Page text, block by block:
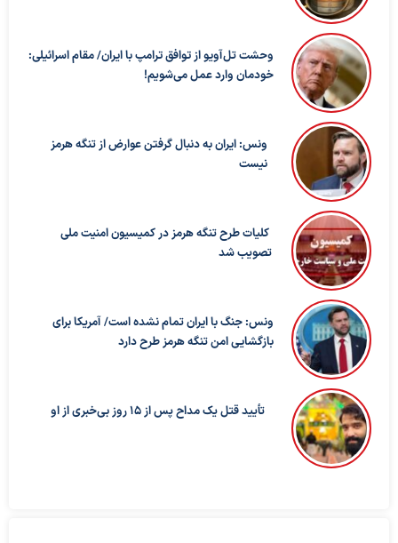
وحشت تل‌آویو از توافق ترامپ با ایران/ مقام اسرائیلی:
خودمان وارد عمل می‌شویم!
ونس: ایران به دنبال گرفتن عوارض از تنگه هرمز
نیست
کلیات طرح تنگه هرمز در کمیسیون امنیت ملی
تصویب شد
ونس: جنگ با ایران تمام نشده است/ آمریکا برای
بازگشایی امن تنگه هرمز طرح دارد
تأیید قتل یک مداح پس از ۱۵ روز بی‌خبری از او